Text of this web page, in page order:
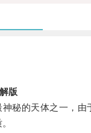
版
的天体之一，由